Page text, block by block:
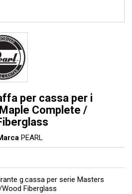
per cassa per i
Complete /
PEARL
g.cassa per serie Masters
Fiberglass